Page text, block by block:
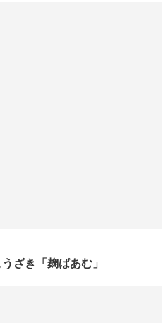
ざき「麹ばあむ」